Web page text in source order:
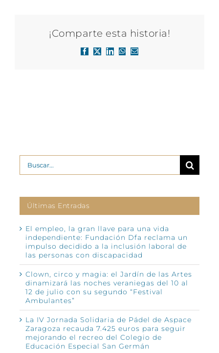
¡Comparte esta historia!
Facebook
X LinkedInWhatsApp
Correo
Buscar:
Últimas Entradas
El empleo, la gran llave para una vida
independiente: Fundación Dfa reclama un
impulso decidido a la inclusión laboral de
las personas con discapacidad
Clown, circo y magia: el Jardín de las Artes
dinamizará las noches veraniegas del 10 al
12 de julio con su segundo “Festival
Ambulantes”
La IV Jornada Solidaria de Pádel de Aspace
Zaragoza recauda 7.425 euros para seguir
mejorando el recreo del Colegio de
Educación Especial San Germán